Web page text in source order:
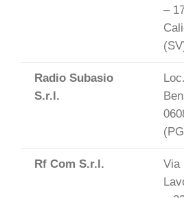
–
Radio Subasio
S.r.l.
Rf Com S.r.l.
Via